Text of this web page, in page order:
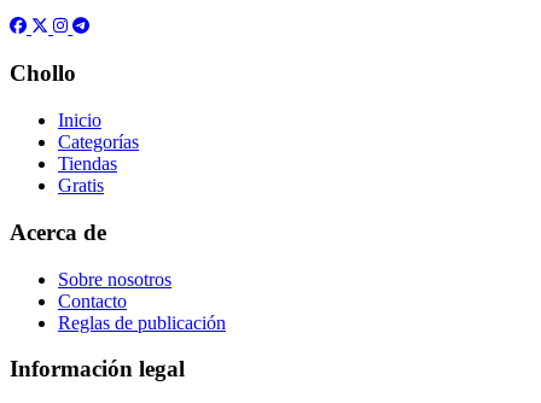
Chollo
Inicio
Categorías
Tiendas
Gratis
Acerca de
Sobre nosotros
Contacto
Reglas de publicación
Información legal